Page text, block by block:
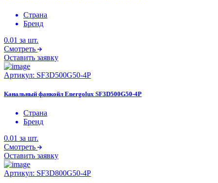
Страна
Бренд
0.01 за шт.
Смотреть
Оставить заявку
Артикул: SF3D500G50-4P
Канальный фанкойл Energolux SF3D500G50-4P
Страна
Бренд
0.01 за шт.
Смотреть
Оставить заявку
Артикул: SF3D800G50-4P